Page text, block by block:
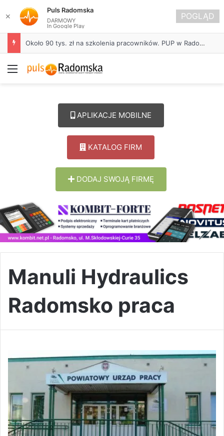
Około 90 tys. zł na szkolenia pracowników. PUP w Radomsku ogłasza nabór wniosków
Menu
APLIKACJE MOBILNE
KATALOG FIRM
DODAJ SWOJĄ FIRMĘ
Manuli Hydraulics
Radomsko praca
✕
Puls Radomska
DARMOWY
In Google Play
POGLĄD